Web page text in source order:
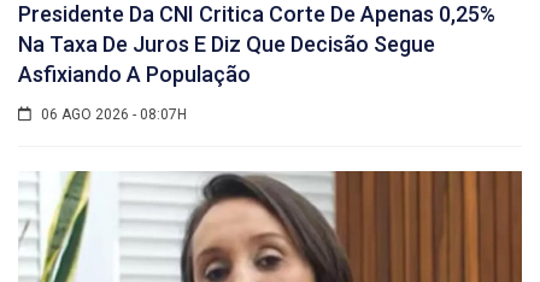
Presidente Da CNI Critica Corte De Apenas 0,25%
Na Taxa De Juros E Diz Que Decisão Segue
Asfixiando A População
06 AGO 2026 - 08:07H